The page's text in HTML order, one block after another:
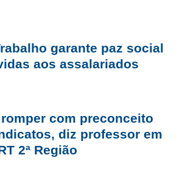
garante paz social
aos assalariados
com preconceito
diz professor em
2ª Região